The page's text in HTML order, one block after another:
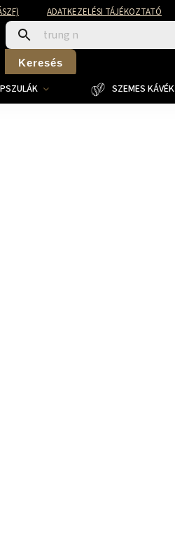
ADATKEZELÉSI TÁJÉKOZTATÓ
Keresés
SZEMES KÁVÉK